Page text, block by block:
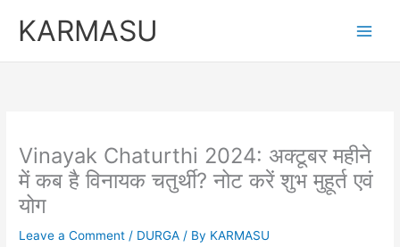
KARMASU
Vinayak Chaturthi 2024: अक्टूबर महीने
में कब है विनायक चतुर्थी? नोट करें शुभ मुहूर्त एवं
योग
Leave a Comment / DURGA / By KARMASU